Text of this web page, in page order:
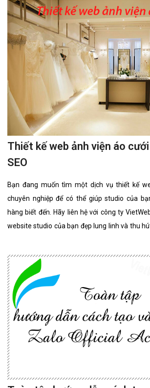
Thiết kế web ảnh viện áo
SEO
Bạn đang muốn tìm một dịch vụ thiết kế
chuyên nghiệp để có thể giúp studio của
hàng biết đến. Hãy liên hệ với công ty
website studio của bạn đẹp lung linh và thu